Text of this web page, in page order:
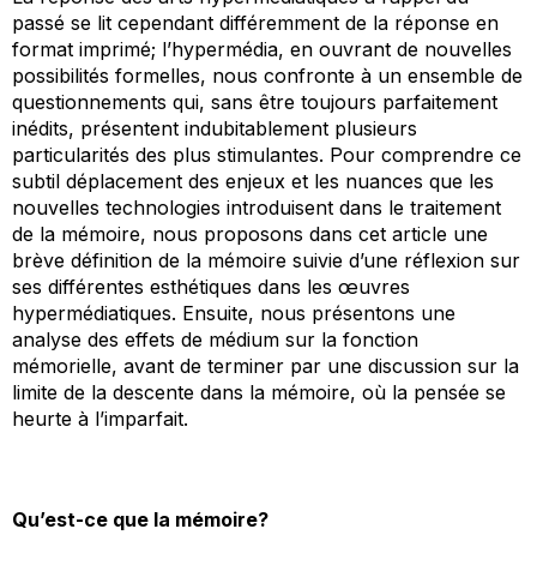
passé se lit cependant différemment de la réponse en
format imprimé; l’hypermédia, en ouvrant de nouvelles
possibilités formelles, nous confronte à un ensemble de
questionnements qui, sans être toujours parfaitement
inédits, présentent indubitablement plusieurs
particularités des plus stimulantes. Pour comprendre ce
subtil déplacement des enjeux et les nuances que les
nouvelles technologies introduisent dans le traitement
de la mémoire, nous proposons dans cet article une
brève définition de la mémoire suivie d’une réflexion sur
ses différentes esthétiques dans les œuvres
hypermédiatiques. Ensuite, nous présentons une
analyse des effets de médium sur la fonction
mémorielle, avant de terminer par une discussion sur la
limite de la descente dans la mémoire, où la pensée se
heurte à l’imparfait.
Qu’est-ce que la mémoire?